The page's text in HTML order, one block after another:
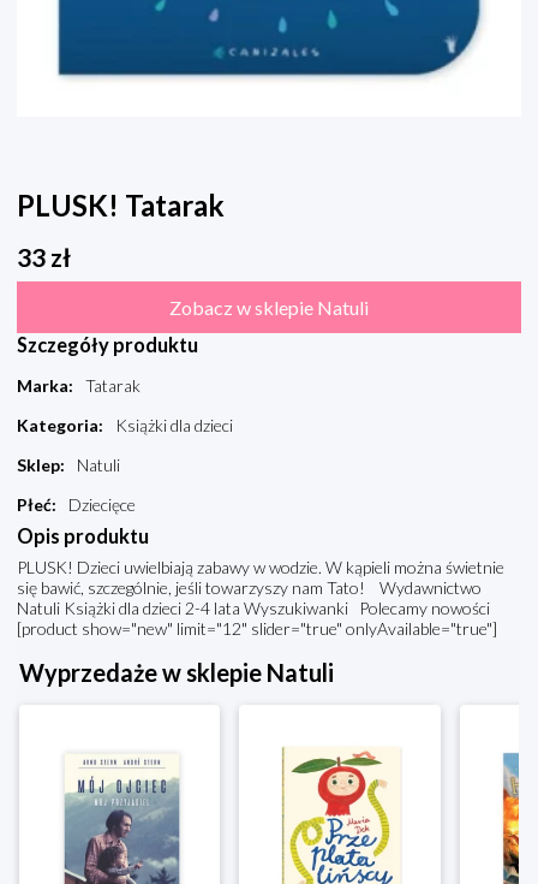
PLUSK! Tatarak
33 zł
Zobacz w sklepie Natuli
Szczegóły produktu
Marka:
Tatarak
Kategoria:
Książki dla dzieci
Sklep:
Natuli
Płeć: Dziecięce
Opis produktu
PLUSK! Dzieci uwielbiają zabawy w wodzie. W kąpieli można świetnie
się bawić, szczególnie, jeśli towarzyszy nam Tato! Wydawnictwo
Natuli Książki dla dzieci 2-4 lata Wyszukiwanki Polecamy nowości
[product show="new" limit="12" slider="true" onlyAvailable="true"]
Wyprzedaże w sklepie Natuli